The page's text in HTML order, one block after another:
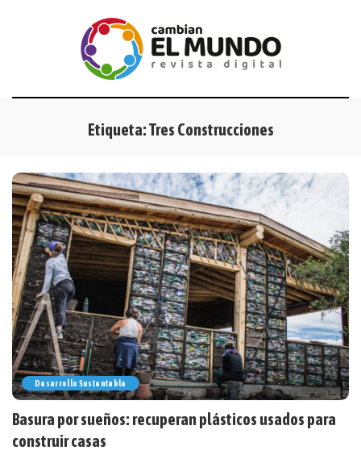
Etiqueta:Tres Construcciones
Desarrollo Sustentable
Basura por sueños: recuperan plásticos usados para
construir casas